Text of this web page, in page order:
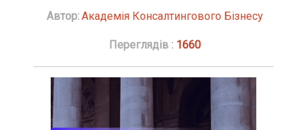
Автор:Академія Консалтингового Бізнесу
Переглядів : 1660